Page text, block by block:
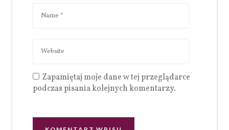
Zapamiętaj moje dane w tej przeglądarce
podczas pisania kolejnych komentarzy.